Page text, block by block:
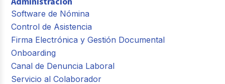
Software de Nómina
Control de Asistencia
Firma Electrónica y Gestión Documental
Onboarding
Canal de Denuncia Laboral
Servicio al Colaborador